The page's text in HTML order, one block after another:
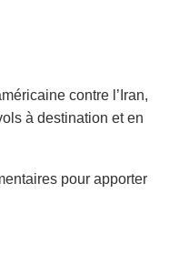
contre l’Iran,
à destination et en
pour apporter